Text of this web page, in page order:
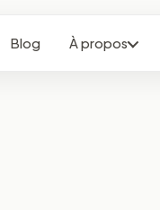
Blog À propos